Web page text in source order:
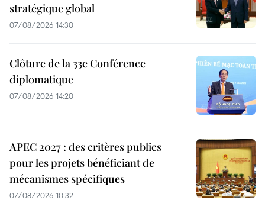
stratégique global
07/08/2026 14:30
Clôture de la 33e Conférence
diplomatique
07/08/2026 14:20
APEC 2027 : des critères publics
pour les projets bénéficiant de
mécanismes spécifiques
07/08/2026 10:32